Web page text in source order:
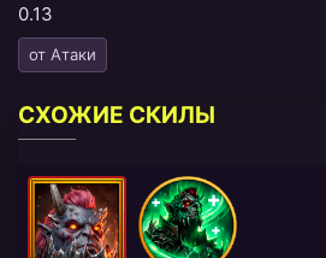
0.13
от Атаки
СХОЖИЕ СКИЛЫ